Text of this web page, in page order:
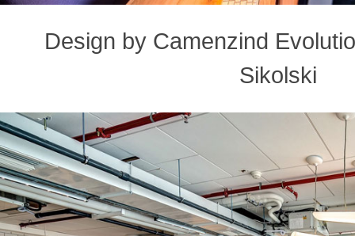
Design by Camenzind
Sikolski